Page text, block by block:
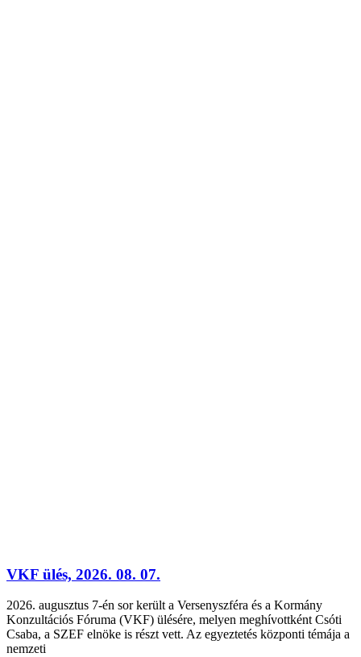
VKF ülés, 2026. 08. 07.
2026. augusztus 7-én sor került a Versenyszféra és a Kormány
Konzultációs Fóruma (VKF) ülésére, melyen meghívottként Csóti
Csaba, a SZEF elnöke is részt vett. Az egyeztetés központi témája a
nemzeti